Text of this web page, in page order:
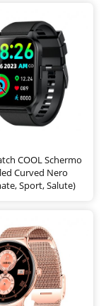
COOL Schermo
Curved Nero
Sport, Salute)